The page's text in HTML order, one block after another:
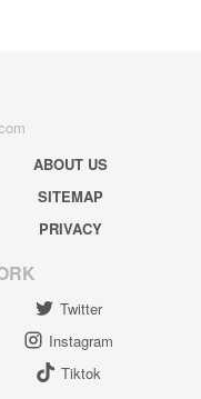
ABOUT US
SITEMAP
PRIVACY
Twitter
Instagram
Tiktok